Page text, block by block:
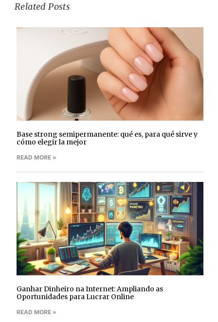
Related Posts
Base strong semipermanente: qué es, para qué sirve y
cómo elegir la mejor
READ MORE »
Ganhar Dinheiro na Internet: Ampliando as
Oportunidades para Lucrar Online
READ MORE »